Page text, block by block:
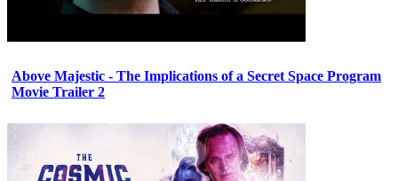
Above Majestic - The Implications of a Secret Space Program
Movie Trailer 2